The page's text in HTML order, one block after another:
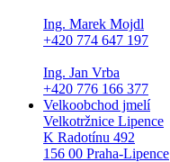
Ing. Marek Mojdl
+420 774 647 197
Ing. Jan Vrba
+420 776 166 377
Velkoobchod jmelí
Velkotržnice Lipence
K Radotínu 492
156 00 Praha-Lipence